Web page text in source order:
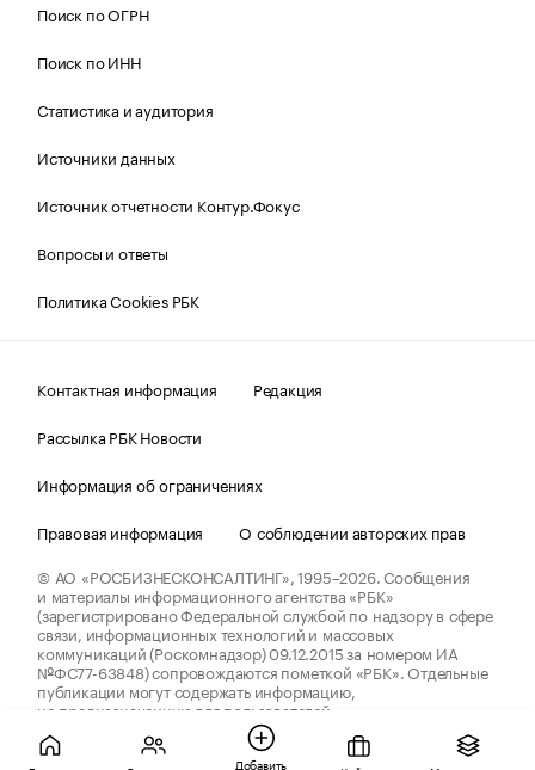
Поиск по ОГРН
Поиск по ИНН
Статистика и аудитория
Источники данных
Источник отчетности Контур.Фокус
Вопросы и ответы
Политика Cookies РБК
Контактная информация
Редакция
Рассылка РБК Новости
Информация об ограничениях
Правовая информация
О соблюдении авторских прав
© АО «РОСБИЗНЕСКОНСАЛТИНГ»,1995–2026.Сообщения
и материалы информационного агентства «РБК»
(зарегистрировано Федеральной службой по надзору в сфере
связи, информационных технологий и массовых
коммуникаций (Роскомнадзор) 09.12.2015 за номером ИА
№ФС77-63848) сопровождаются пометкой «РБК». Отдельные
публикации могут содержать информацию,
не предназначенную для пользователей
до 18 лет.
companycardsfeedback@rbc.ru
Добавить